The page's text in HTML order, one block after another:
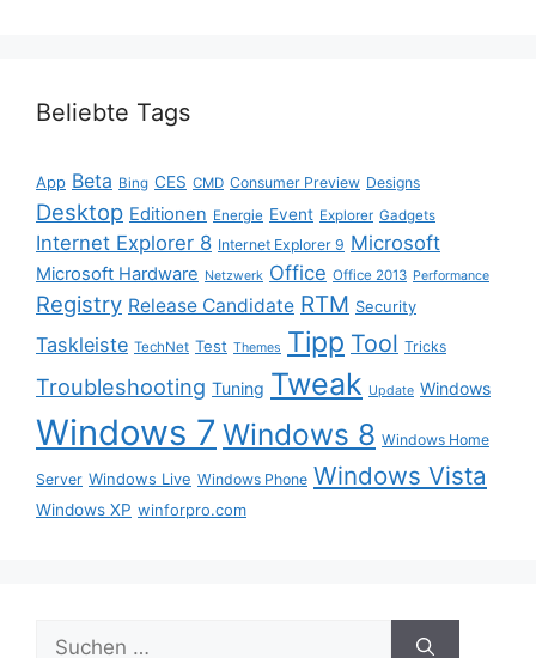
Beliebte Tags
App Beta Bing CES CMD Consumer Preview Designs
Desktop Editionen Energie Event Explorer Gadgets
Internet Explorer 8 Internet Explorer 9 Microsoft
Microsoft Hardware Netzwerk Office Office 2013 Performance
Registry Release Candidate RTM Security
Taskleiste TechNet Test Themes Tipp Tool Tricks
Troubleshooting Tuning Tweak Update Windows
Windows 7 Windows 8 Windows Home
Server Windows Live Windows Phone Windows Vista
Windows XP winforpro.com
Suche